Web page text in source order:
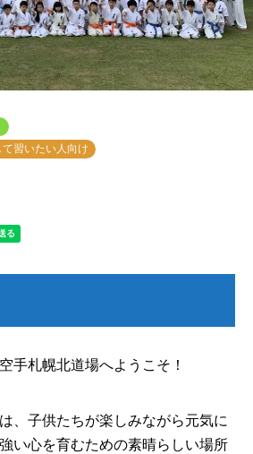
て習いたい人向け
手札幌北道場へようこそ！
、子供たちが楽しみながら元気に
い心を育むための素晴らしい場所